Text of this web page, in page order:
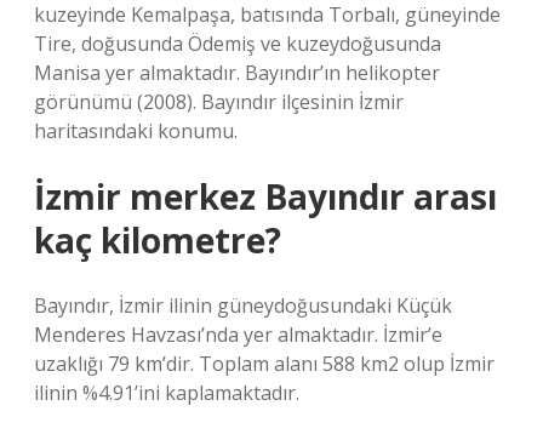
kuzeyinde Kemalpaşa, batısında Torbalı, güneyinde
Tire, doğusunda Ödemiş ve kuzeydoğusunda
Manisa yer almaktadır. Bayındır’ın helikopter
görünümü (2008). Bayındır ilçesinin İzmir
haritasındaki konumu.
İzmir merkez Bayındır arası
kaç kilometre?
Bayındır, İzmir ilinin güneydoğusundaki Küçük
Menderes Havzası’nda yer almaktadır. İzmir’e
uzaklığı 79 km’dir. Toplam alanı 588 km2 olup İzmir
ilinin %4.91’ini kaplamaktadır.